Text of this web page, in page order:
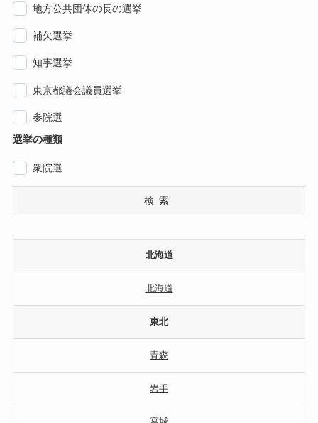
地方公共団体の長の選挙
補欠選挙
知事選挙
東京都議会議員選挙
参院選
選挙の種類
衆院選
検索
北海道
北海道
東北
青森
岩手